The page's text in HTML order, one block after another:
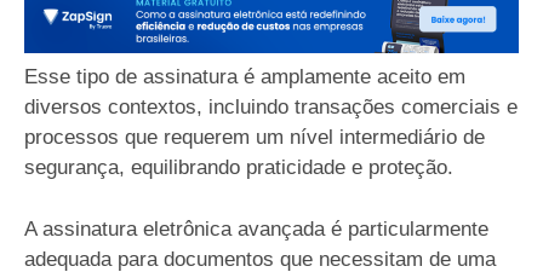
Esse tipo de assinatura é amplamente aceito em
diversos contextos, incluindo transações comerciais e
processos que requerem um nível intermediário de
segurança, equilibrando praticidade e proteção.
A assinatura eletrônica avançada é particularmente
adequada para documentos que necessitam de uma